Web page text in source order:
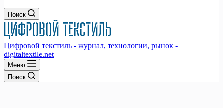
Поиск
Цифровой текстиль - журнал, технологии, рынок -
digitaltextile.net
Меню
Поиск